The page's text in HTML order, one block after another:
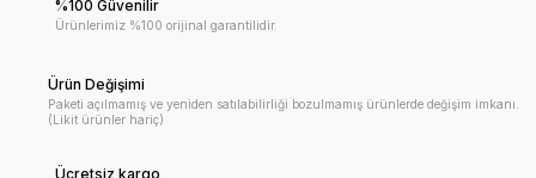
%100 Güvenilir
Ürünlerimiz %100 orijinal garantilidir.
Ürün Değişimi
Paketi açılmamış ve yeniden satılabilirliği bozulmamış ürünlerde değişim imkanı.
(Likit ürünler hariç)
Ücretsiz kargo